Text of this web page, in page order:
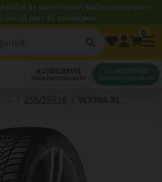
és szereltessen kedvezményesen!
óra 20 perc 54 másodperc.
AUTÓSZERVIZ
IDŐPONTFOGLALÁS
GUMISZERVIZ
IDŐPONTFOGLALÁS
255/55R19